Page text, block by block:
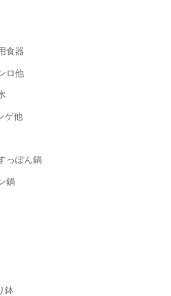
食器
ロ他
ゲ他
っぽん鍋
鍋
鉢